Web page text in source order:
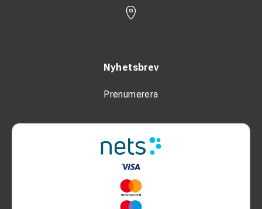
Nyhetsbrev
Prenumerera